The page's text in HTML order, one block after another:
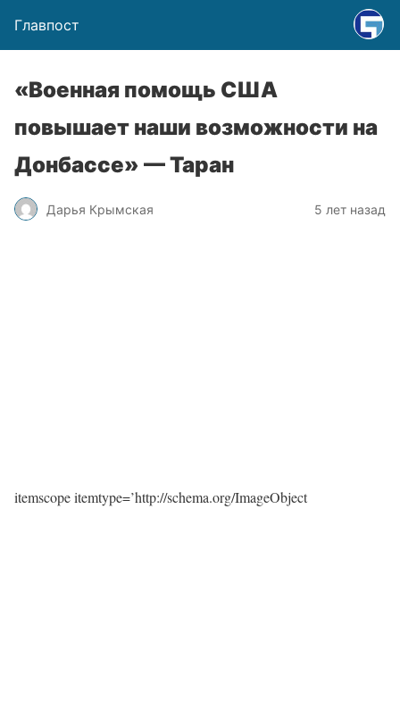
Главпост
«Военная помощь США
повышает наши возможности на
Донбассе» — Таран
Дарья Крымская 5 лет назад
itemscope itemtype=’http://schema.org/ImageObject